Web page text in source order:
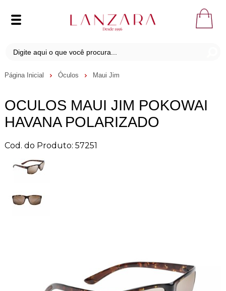
Página Inicial Óculos Maui Jim
OCULOS MAUI JIM POKOWAI
HAVANA POLARIZADO
Cod. do Produto: 57251